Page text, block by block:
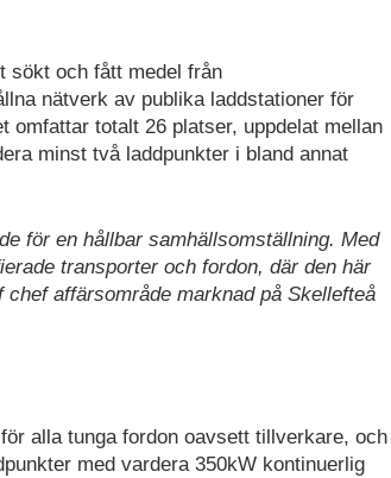
sökt och fått medel från
nätverk av publika laddstationer för
omfattar totalt 26 platser, uppdelat mellan
minst två laddpunkter i bland annat
för en hållbar samhällsomställning. Med
transporter och fordon, där den här
affärsområde marknad på Skellefteå
alla tunga fordon oavsett tillverkare, och
med vardera 350kW kontinuerlig